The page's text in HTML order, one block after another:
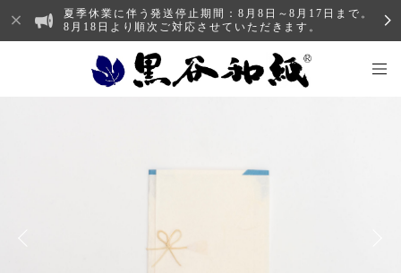
夏季休業に伴う発送停止期間：8月8日～8月17日まで。
8月18日より順次ご対応させていただきます。